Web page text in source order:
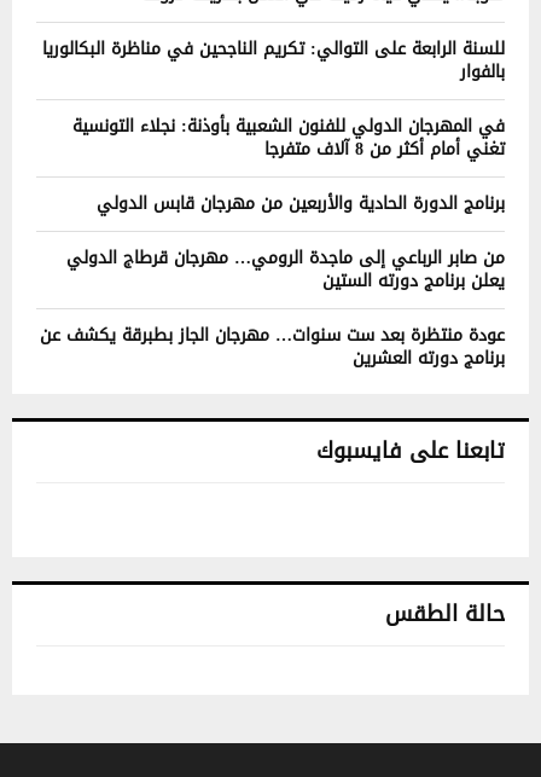
للسنة الرابعة على التوالي: تكريم الناجحين في مناظرة البكالوريا
بالفوار
في المهرجان الدولي للفنون الشعبية بأوذنة: نجلاء التونسية
تغني أمام أكثر من 8 آلاف متفرجا
برنامج الدورة الحادية والأربعين من مهرجان قابس الدولي
من صابر الرباعي إلى ماجدة الرومي… مهرجان قرطاج الدولي
يعلن برنامج دورته الستين
عودة منتظرة بعد ست سنوات… مهرجان الجاز بطبرقة يكشف عن
برنامج دورته العشرين
تابعنا على فايسبوك
حالة الطقس